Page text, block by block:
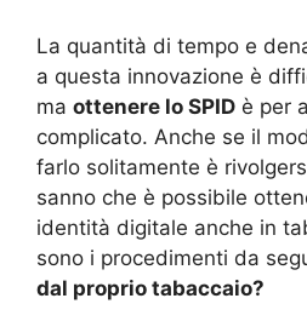
La quantità di tempo e
a questa innovazione è
ma ottenere lo SPID è per
complicato. Anche se il
farlo solitamente è
sanno che è possibile
identità digitale anche in
sono i procedimenti da
dal proprio tabaccaio?